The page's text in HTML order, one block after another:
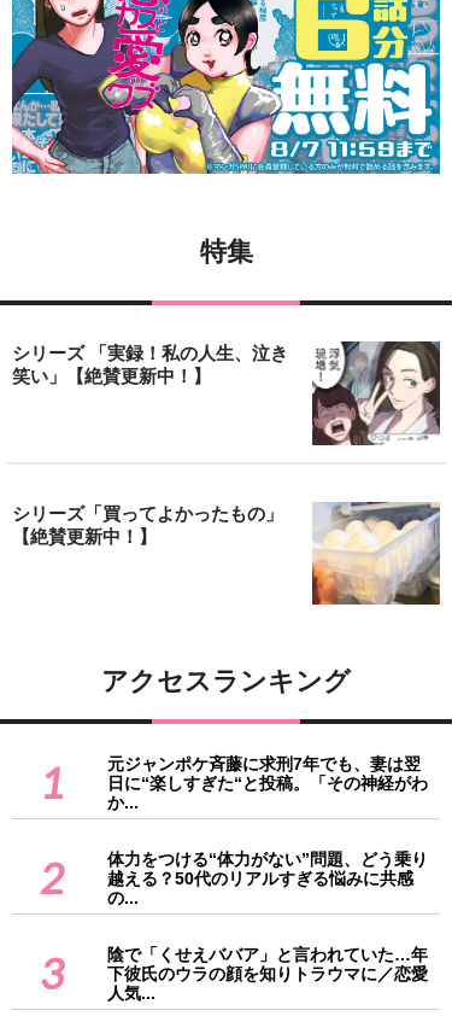
特集
シリーズ 「実録！私の人生、泣き
笑い」【絶賛更新中！】
シリーズ「買ってよかったもの」
【絶賛更新中！】
アクセスランキング
1
元ジャンポケ斉藤に求刑7年でも、妻は翌
日に“楽しすぎた“と投稿。「その神経がわ
か...
2
体力をつける“体力がない”問題、どう乗り
越える？50代のリアルすぎる悩みに共感
の...
3
陰で「くせえババア」と言われていた…年
下彼氏のウラの顔を知りトラウマに／恋愛
人気...